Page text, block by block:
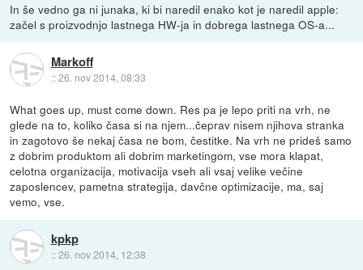
In še vedno ga ni junaka, ki bi naredil enako kot je naredil apple:
začel s proizvodnjo lastnega HW-ja in dobrega lastnega OS-a...
Markoff
::26. nov 2014, 08:33
What goes up, must come down. Res pa je lepo priti na vrh, ne
glede na to, koliko časa si na njem...čeprav nisem njihova stranka
in zagotovo še nekaj časa ne bom, čestitke. Na vrh ne prideš samo
z dobrim produktom ali dobrim marketingom, vse mora klapat,
celotna organizacija, motivacija vseh ali vsaj velike večine
zaposlencev, pametna strategija, davčne optimizacije, ma, saj
vemo, vse.
kpkp
::26. nov 2014, 12:38